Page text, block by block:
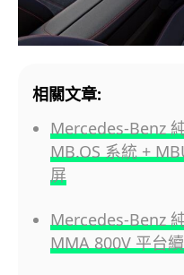
相關文章:
Mercedes-Benz
MB.OS 系統 +
屏
Mercedes-Benz
MMA 800V 平台